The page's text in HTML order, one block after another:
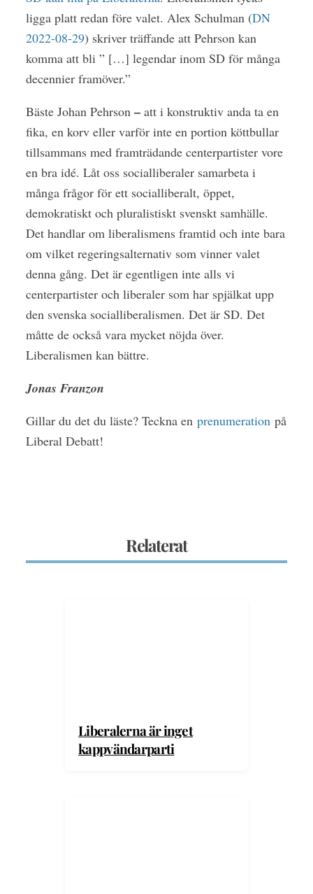
ligga platt redan före valet. Alex Schulman (DN
2022-08-29) skriver träffande att Pehrson kan
komma att bli ” […] legendar inom SD för många
decennier framöver.”
Bäste Johan Pehrson –att i konstruktiv anda ta en
fika, en korv eller varför inte en portion köttbullar
tillsammans med framträdande centerpartister vore
en bra idé. Låt oss socialliberaler samarbeta i
många frågor för ett socialliberalt, öppet,
demokratiskt och pluralistiskt svenskt samhälle.
Det handlar om liberalismens framtid och inte bara
om vilket regeringsalternativ som vinner valet
denna gång. Det är egentligen inte alls vi
centerpartister och liberaler som har spjälkat upp
den svenska socialliberalismen. Det är SD. Det
måtte de också vara mycket nöjda över.
Liberalismen kan bättre.
Jonas Franzon
Gillar du det du läste? Teckna en prenumeration på
Liberal Debatt!
Relaterat
Liberalerna är inget
kappvändarparti